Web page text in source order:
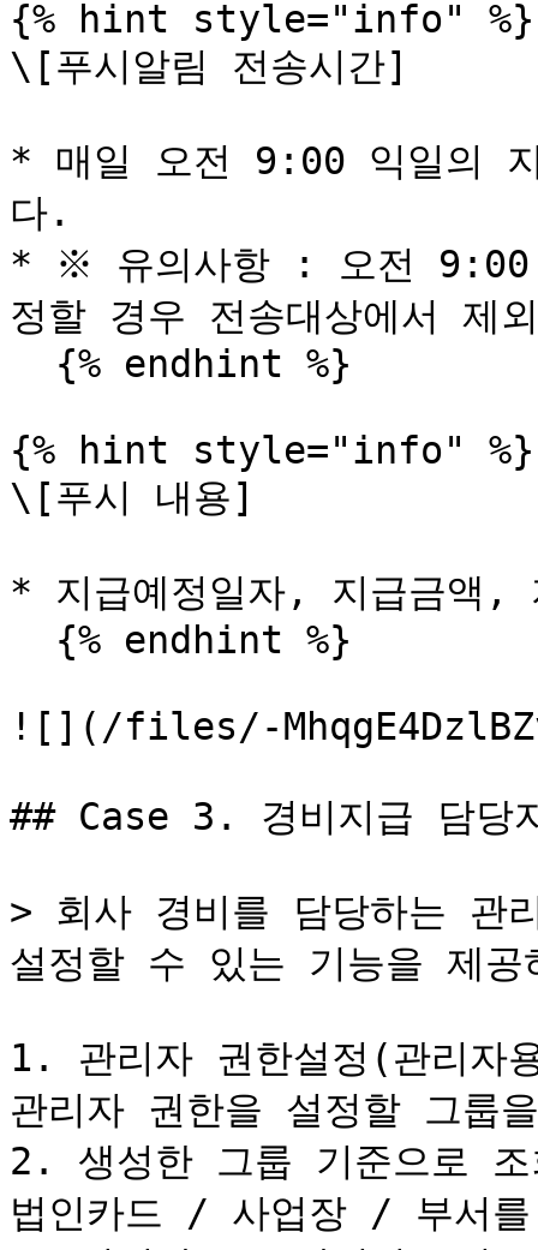
{% hint style="info" %}
\[푸시알림 전송시간]
* 매일 오전 9:00 익일의 지
다.
* ※ 유의사항 : 오전 9:00
정할 경우 전송대상에서 제
{% hint style="info" %}
\[푸시 내용]
* 지급예정일자, 지급금액,
![](/files/-
## Case 3. 경비지급 담당
> 회사 경비를 담당하는 관
설정할 수 있는 기능을 제공
1. 관리자 권한설정(관리자
관리자 권한을 설정할 그룹
2. 생성한 그룹 기준으로 조
법인카드 / 사업장 / 부서